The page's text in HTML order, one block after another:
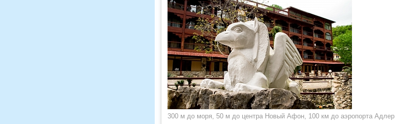
300 м до моря, 50 м до центра Новый Афон, 100 км до аэропорта Адлер